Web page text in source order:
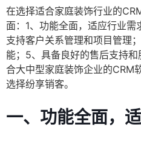
在选择适合家庭装饰行业的
面：1、功能全面，适应行业需
支持客户关系管理和项目管理
能；5、具备良好的售后支持和
合大中型家庭装饰企业的CRM
选择纷享销客。
一、功能全面，